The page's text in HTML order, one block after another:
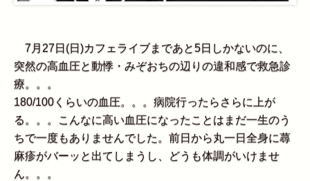
7月27日(日)カフェライブまであと5日しかないのに、
突然の高血圧と動悸・みぞおちの辺りの違和感で救急診
療。。。
180/100くらいの血圧。。。病院行ったらさらに上が
る。。。こんなに高い血圧になったことはまだ一生のう
ちで一度もありませんでした。前日から丸一日全身に蕁
麻疹がバーッと出てしまうし、どうも体調がいけませ
ん。。。